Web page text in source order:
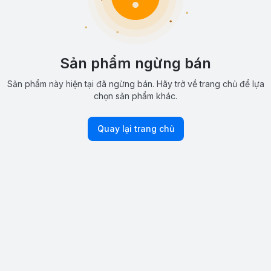
Sản phẩm ngừng bán
Sản phẩm này hiện tại đã ngừng bán. Hãy trở về trang chủ để lựa
chọn sản phẩm khác.
Quay lại trang chủ